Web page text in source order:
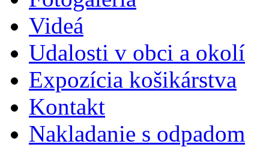
Videá
Udalosti v obci a okolí
Expozícia košikárstva
Kontakt
Nakladanie s odpadom